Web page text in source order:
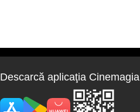
Descarcă aplicaţia Cinemagia